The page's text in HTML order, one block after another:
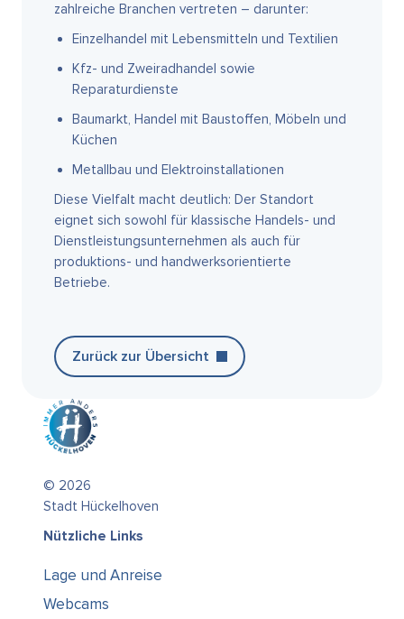
zahlreiche Branchen vertreten – darunter:
Einzelhandel mit Lebensmitteln und Textilien
Kfz- und Zweiradhandel sowie
Reparaturdienste
Baumarkt, Handel mit Baustoffen, Möbeln und
Küchen
Metallbau und Elektroinstallationen
Diese Vielfalt macht deutlich: Der Standort
eignet sich sowohl für klassische Handels- und
Dienstleistungsunternehmen als auch für
produktions- und handwerksorientierte
Betriebe.
Zurück zur Übersicht
© 2026
Stadt Hückelhoven
Nützliche Links
Lage und Anreise
Webcams